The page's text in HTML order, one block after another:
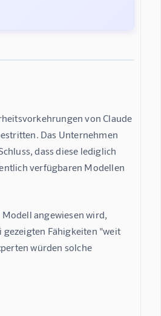
von Claude
Das Unternehmen
dass diese lediglich
verfügbaren Modellen
angewiesen wird,
gezeigten Fähigkeiten "weit
würden solche